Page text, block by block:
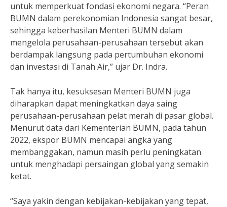
untuk memperkuat fondasi ekonomi negara. “Peran
BUMN dalam perekonomian Indonesia sangat besar,
sehingga keberhasilan Menteri BUMN dalam
mengelola perusahaan-perusahaan tersebut akan
berdampak langsung pada pertumbuhan ekonomi
dan investasi di Tanah Air,” ujar Dr. Indra.
Tak hanya itu, kesuksesan Menteri BUMN juga
diharapkan dapat meningkatkan daya saing
perusahaan-perusahaan pelat merah di pasar global.
Menurut data dari Kementerian BUMN, pada tahun
2022, ekspor BUMN mencapai angka yang
membanggakan, namun masih perlu peningkatan
untuk menghadapi persaingan global yang semakin
ketat.
“Saya yakin dengan kebijakan-kebijakan yang tepat,